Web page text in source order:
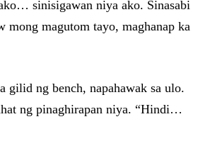
sinisigawan niya ako. Sinasabi
mong magutom tayo, maghanap ka
gilid ng bench, napahawak sa ulo.
ng pinaghirapan niya. “Hindi…